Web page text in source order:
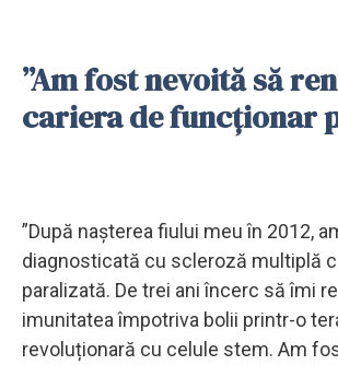
”Am fost nevoită să
cariera de funcționar
”După nașterea fiului meu în 2012,
diagnosticată cu scleroză multiplă
paralizată. De trei ani încerc să îmi
imunitatea împotriva bolii printr-o
revoluționară cu celule stem. Am